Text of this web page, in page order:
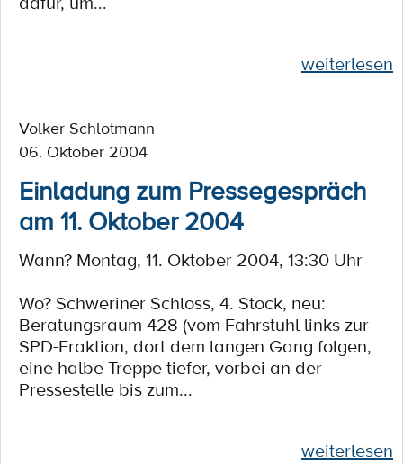
weiterlesen
Volker Schlotmann
06. Oktober 2004
Einladung zum Pressegespräch
am 11. Oktober 2004
Wann? Montag, 11. Oktober 2004, 13:30 Uhr
Wo? Schweriner Schloss, 4. Stock, neu:
Beratungsraum 428 (vom Fahrstuhl links zur
SPD-Fraktion, dort dem langen Gang folgen,
eine halbe Treppe tiefer, vorbei an der
Pressestelle bis zum...
weiterlesen